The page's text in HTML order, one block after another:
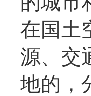
在国土
源、交
地的，